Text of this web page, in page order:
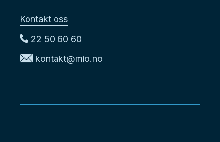
Kontakt oss
22 50 60 60
kontakt@mio.no